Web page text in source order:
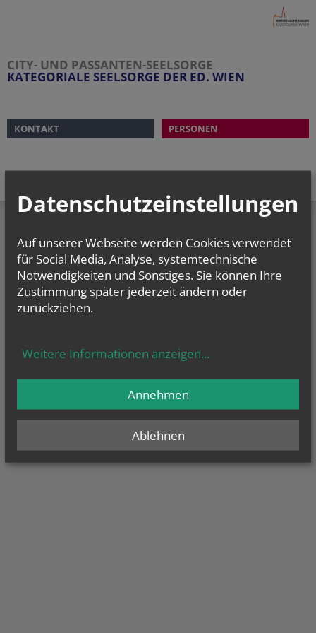
CITY- UND PASSANTEN-SEELSORGE
KATEGORIALE SEELSORGE DER ED. WIEN
KONTAKT PERSONEN
Kategoriale Seelsorge der ED.
Wien City- und Passanten-
Seelsorge
Darstellung:Standard-Mobil
Datenschutzeinstellungen
Auf unserer Webseite werden Cookies verwendet
für Social Media, Analyse, systemtechnische
Notwendigkeiten und Sonstiges. Sie können Ihre
Zustimmung später jederzeit ändern oder
zurückziehen.
Weitere Informationen anzeigen...
Ablehnen
Annehmen